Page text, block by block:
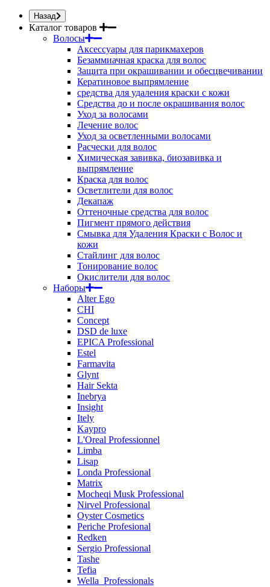
Назад
Каталог товаров
Волосы
Аксессуары для парикмахеров
Безаммиачная краска для волос
Защита при окрашивании и обесцвечивании
Кератиновое выпрямление
средства для удаления краски с кожи
Средства до и после окрашивания волос
Уход за волосами
Лечение волос
Уход за осветленными волосами
Расчески для волос
Химическая завивка, биозавивка и
выпрямление
Краска для волос
Осветлители для волос
Декапаж
Оттеночные средства для волос
Пигмент прямого действия
Смывка для Удаления Краски с Волос и
кожи
Стайлинг для волос
Тонирование волос
Окислители для волос
Наборы
Alter Ego
CHI
Concept
DSD de luxe
EPICA Professional
Estel
Farmavita
Glynt
Hair Sekta
Inebrya
Insight
Itely
Kaypro
L'Oreal Professionnel
Limba
Lisap
Londa Professional
Matrix
Mocheqi Musk Professional
Nirvel Professional
Oyster Cosmetics
Periche Profesional
Redken
Sergio Professional
Tashe
Tefia
Wella_Professionals